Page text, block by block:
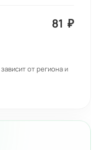
81 ₽
от региона и